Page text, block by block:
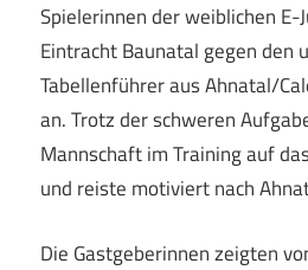
Spielerinnen der weiblichen E-
Eintracht Baunatal gegen den
Tabellenführer aus Ahnatal/
an. Trotz der schweren
Mannschaft im Training auf
und reiste motiviert nach
Die Gastgeberinnen zeigten